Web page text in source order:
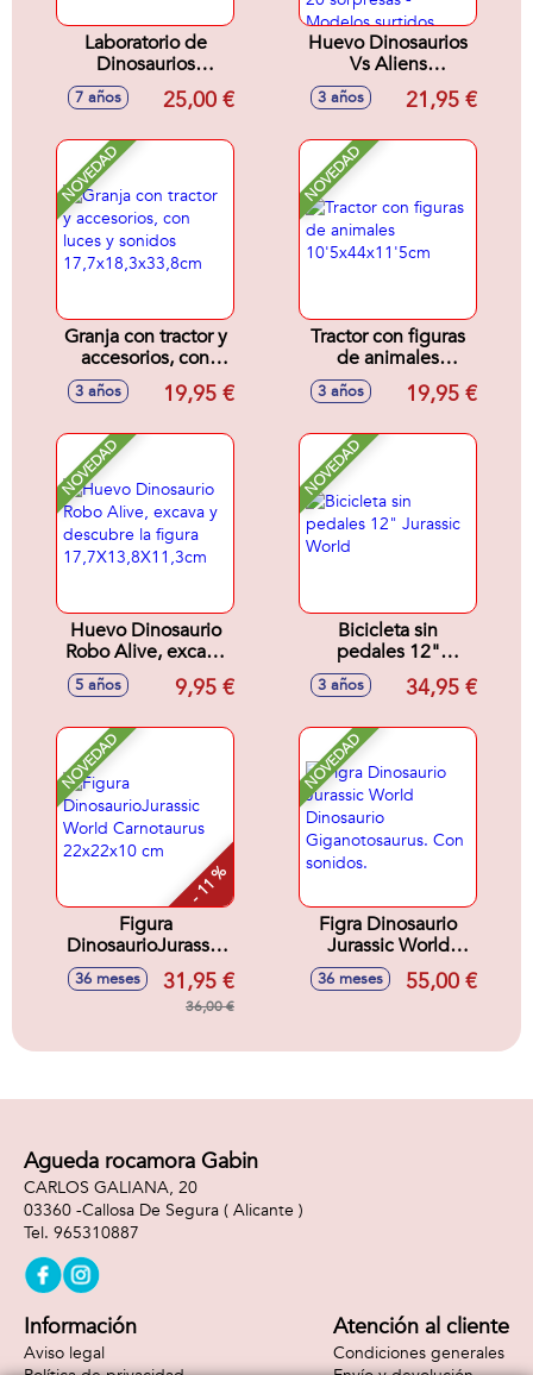
Laboratorio de
Dinosaurios
Jurassic World. Se
iluminan en la
cm
7 años 25,00 €
Huevo Dinosaurios
Vs Aliens
Smashers,
construye el
contra los
alienigenas, incluye
20 sorpresas -
Modelos surtidos
3 años 21,95 €
NOVEDAD
Granja con tractor y
accesorios, con
luces y sonidos
17,7x18,3x33,8cm
3 años 19,95 €
NOVEDAD
Tractor con figuras
de animales
10'5x44x11'5cm
3 años 19,95 €
NOVEDAD
Huevo Dinosaurio
Robo Alive, excava
y descubre la figura
17,7X13,8X11,3cm
5 años 9,95 €
NOVEDAD
Bicicleta sin
pedales 12"
Jurassic World
3 años 34,95 €
NOVEDAD
- 11 %
Figura
DinosaurioJurassic
World Carnotaurus
22x22x10 cm
36 meses 31,95 €
36,00 €
NOVEDAD
Figra Dinosaurio
Jurassic World
Dinosaurio
Giganotosaurus.
36 meses 55,00 €
Agueda rocamora Gabin
CARLOS GALIANA, 20
03360 -Callosa De Segura ( Alicante )
965310887
Información
Aviso legal
Atención al cliente
Condiciones generales